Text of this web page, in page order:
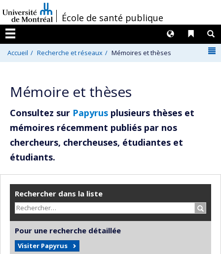
au
contenu
/École de santé publique
Menu
Liens
Langues
Accueil Recherche et réseaux Mémoires et thèses
Mémoire et thèses
Consultez sur Papyrus plusieurs thèses et
mémoires récemment publiés par nos
chercheurs, chercheuses, étudiantes et
étudiants.
Rechercher dans la liste
Pour une recherche détaillée
Visiter Papyrus